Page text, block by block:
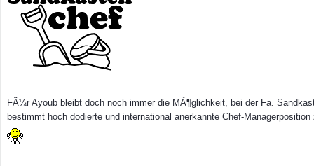
FÃ¼r Ayoub bleibt doch noch immer die MÃ¶glichkeit, bei der Fa.
bestimmt hoch dodierte und international anerkannte Chef-